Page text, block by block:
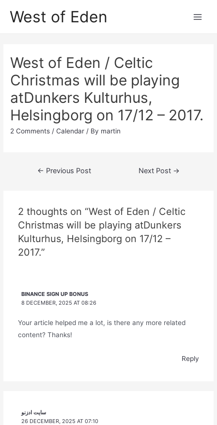
West of Eden
West of Eden / Celtic
Christmas will be playing
atDunkers Kulturhus,
Helsingborg on 17/12 – 2017.
2 Comments /Calendar / By martin
Post← Previous Post Next Post →
2 thoughts on “West of Eden / Celtic
Christmas will be playing atDunkers
Kulturhus, Helsingborg on 17/12 –
2017.”
BINANCE SIGN UP BONUS
8 DECEMBER, 2025 AT 08:26
Your article helped me a lot, is there any more related
content? Thanks!
Reply
سایت ادزنو
26 DECEMBER, 2025 AT 07:10